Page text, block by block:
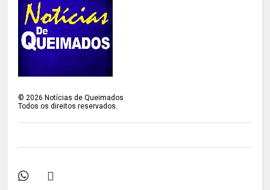
©2026 Notícias de Queimados
Todos os direitos reservados.